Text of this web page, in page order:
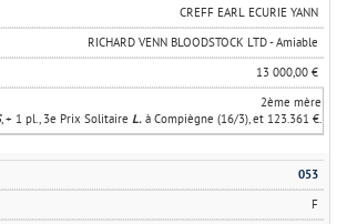
CREFF EARL ECURIE YANN
RICHARD VENN BLOODSTOCK LTD - Amiable
13 000,00 €
2ème mère
, + 1 pl., 3e Prix Solitaire L. à Compiègne (16/3), et 123.361 €.
053
F